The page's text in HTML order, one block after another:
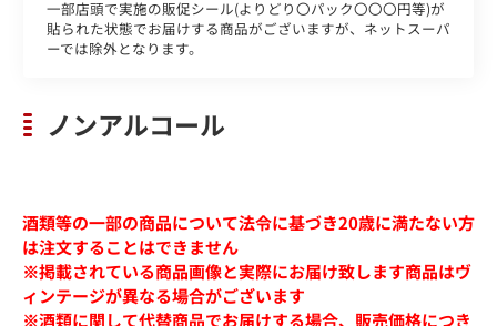
一部店頭で実施の販促シール(よりどり〇パック〇〇〇円等)が
貼られた状態でお届けする商品がございますが、ネットスーパ
ーでは除外となります。
ノンアルコール
酒類等の一部の商品について法令に基づき20歳に満たない方
は注文することはできません
※掲載されている商品画像と実際にお届け致します商品はヴ
ィンテージが異なる場合がございます
※酒類に関して代替商品でお届けする場合、販売価格につき